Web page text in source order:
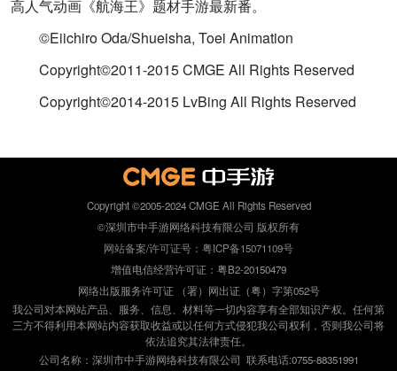
高人气动画《航海王》题材手游最新番。
©Eiichiro Oda/Shueisha, Toei Animation
Copyright©2011-2015 CMGE All Rights Reserved
Copyright©2014-2015 LvBing All Rights Reserved
Copyright ©2005-2024 CMGE All Rights Reserved
©深圳市中手游网络科技有限公司 版权所有
网站备案/许可证号：粤ICP备15071109号
增值电信经营许可证：粤B2-20150479
网络出版服务许可证 （署）网出证（粤）字第052号
我公司对本网站产品、服务、信息、材料等一切内容享有全部知识产权。任何第
三方不得利用本网站内容获取收益或以任何方式侵犯我公司权利，否则我公司将
依法追究其法律责任。
公司名称：深圳市中手游网络科技有限公司 联系电话:0755-88351991